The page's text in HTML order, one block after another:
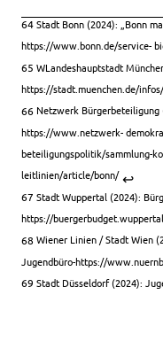
64 Stadt Bonn (2024): „Bonn
https://www.bonn.de/service-
65 WLandeshauptstadt
https://stadt.muenchen.de/
66 Netzwerk
https://www.netzwerk-
beteiligungspolitik/sammlung-
leitlinien/article/bonn/ ↩︎
67 Stadt Wuppertal (2024):
https://
68 Wiener Linien / Stadt Wien
Jugendbüro-https://
69 Stadt Düsseldorf (2024):